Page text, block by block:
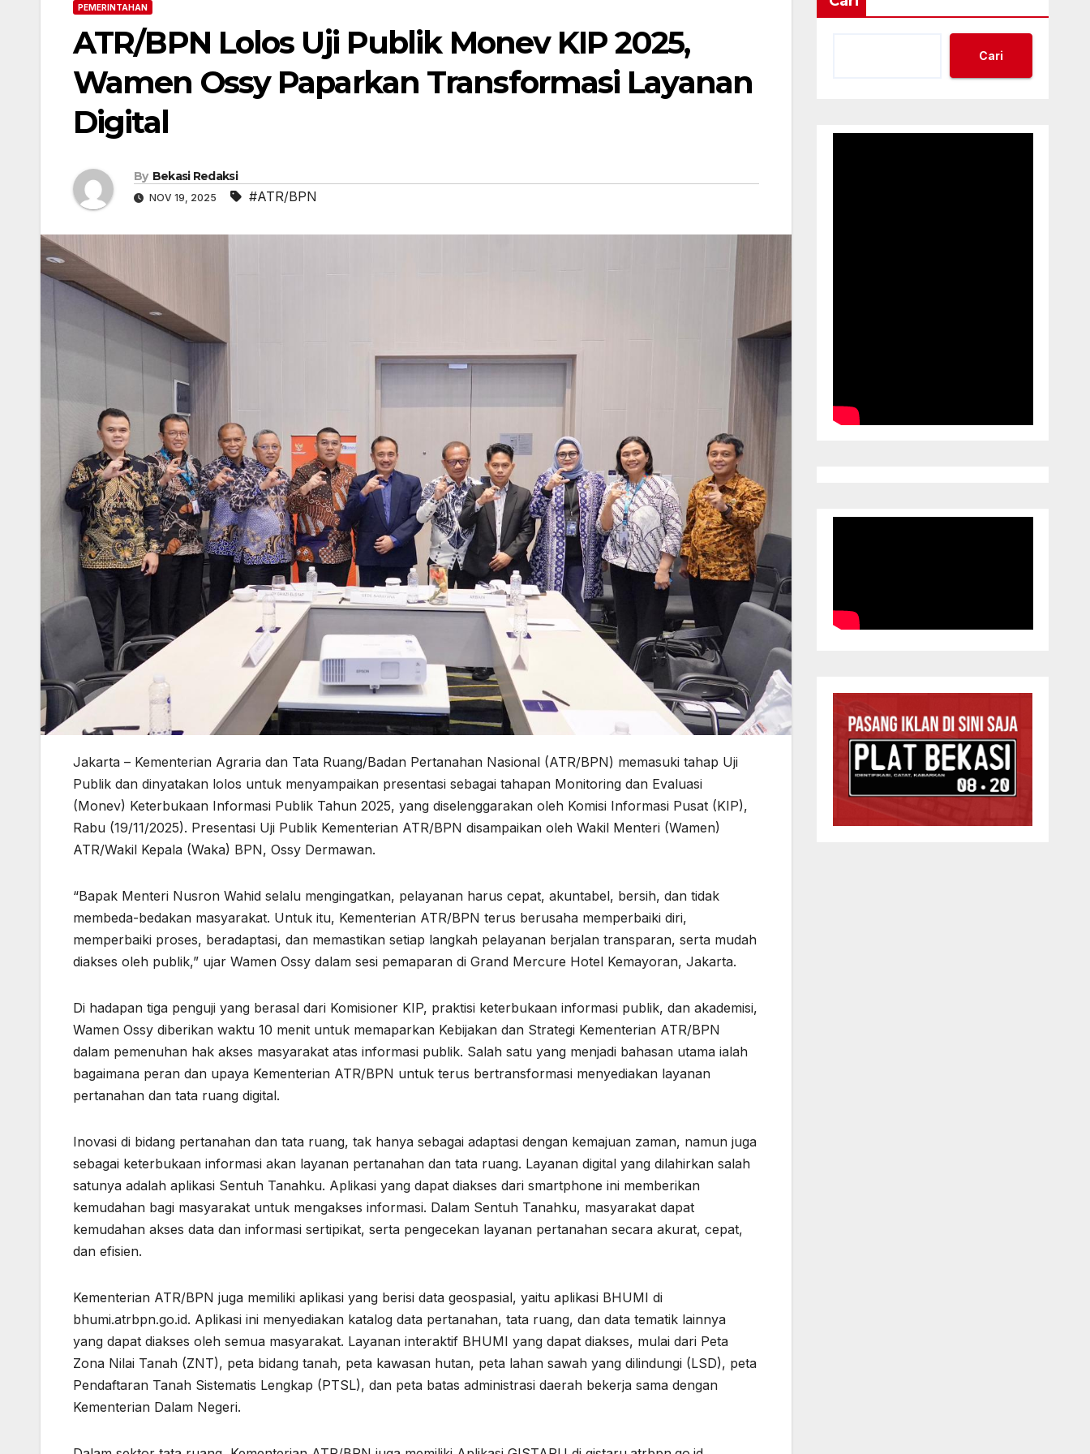
PEMERINTAHAN
ATR/BPN Lolos Uji Publik Monev KIP 2025,
Wamen Ossy Paparkan Transformasi Layanan
Digital
By Bekasi Redaksi
NOV 19, 2025 #ATR/BPN
Jakarta – Kementerian Agraria dan Tata Ruang/Badan Pertanahan Nasional (ATR/BPN) memasuki tahap Uji
Publik dan dinyatakan lolos untuk menyampaikan presentasi sebagai tahapan Monitoring dan Evaluasi
(Monev) Keterbukaan Informasi Publik Tahun 2025, yang diselenggarakan oleh Komisi Informasi Pusat (KIP),
Rabu (19/11/2025). Presentasi Uji Publik Kementerian ATR/BPN disampaikan oleh Wakil Menteri (Wamen)
ATR/Wakil Kepala (Waka) BPN, Ossy Dermawan.
“Bapak Menteri Nusron Wahid selalu mengingatkan, pelayanan harus cepat, akuntabel, bersih, dan tidak
membeda-bedakan masyarakat. Untuk itu, Kementerian ATR/BPN terus berusaha memperbaiki diri,
memperbaiki proses, beradaptasi, dan memastikan setiap langkah pelayanan berjalan transparan, serta mudah
diakses oleh publik,” ujar Wamen Ossy dalam sesi pemaparan di Grand Mercure Hotel Kemayoran, Jakarta.
Di hadapan tiga penguji yang berasal dari Komisioner KIP, praktisi keterbukaan informasi publik, dan akademisi,
Wamen Ossy diberikan waktu 10 menit untuk memaparkan Kebijakan dan Strategi Kementerian ATR/BPN
dalam pemenuhan hak akses masyarakat atas informasi publik. Salah satu yang menjadi bahasan utama ialah
bagaimana peran dan upaya Kementerian ATR/BPN untuk terus bertransformasi menyediakan layanan
pertanahan dan tata ruang digital.
Inovasi di bidang pertanahan dan tata ruang, tak hanya sebagai adaptasi dengan kemajuan zaman, namun juga
sebagai keterbukaan informasi akan layanan pertanahan dan tata ruang. Layanan digital yang dilahirkan salah
satunya adalah aplikasi Sentuh Tanahku. Aplikasi yang dapat diakses dari smartphone ini memberikan
kemudahan bagi masyarakat untuk mengakses informasi. Dalam Sentuh Tanahku, masyarakat dapat
kemudahan akses data dan informasi sertipikat, serta pengecekan layanan pertanahan secara akurat, cepat,
dan efisien.
Kementerian ATR/BPN juga memiliki aplikasi yang berisi data geospasial, yaitu aplikasi BHUMI di
bhumi.atrbpn.go.id. Aplikasi ini menyediakan katalog data pertanahan, tata ruang, dan data tematik lainnya
yang dapat diakses oleh semua masyarakat. Layanan interaktif BHUMI yang dapat diakses, mulai dari Peta
Zona Nilai Tanah (ZNT), peta bidang tanah, peta kawasan hutan, peta lahan sawah yang dilindungi (LSD), peta
Pendaftaran Tanah Sistematis Lengkap (PTSL), dan peta batas administrasi daerah bekerja sama dengan
Kementerian Dalam Negeri.
Cari